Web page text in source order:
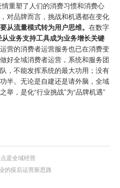
重塑了人们的消费习惯和消费心
对品牌而言，挑战和机遇都在变化
从流量模式转为用户思维。 在数字
业务支持工具成为业务增长关键
营的消费者运营服务也已在消费变
好全域消费者运营，系统和服务团
，不能发挥系统的最大功用；没有
半。无论是自建还是请外脑，全域
举，是化“行业挑战”为“品牌机遇”
是全域经营
的疫后运营新思路